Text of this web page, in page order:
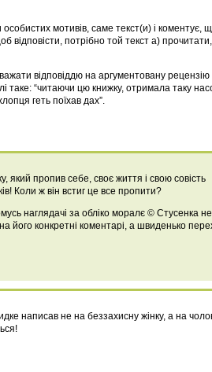
мотивів, саме текст(и) і коментує,
відповісти, потрібно той текст а)
відповіддю на аргументовану
таке: “читаючи цю книжку, отримала таку
геть поїхав дах”.
який пропив себе, своє життя і свою совість
Коли ж він встиг це все пропити?
наглядачі за обліко моралє © Стусенка
його конкретні коментарі, а швиденько
написав не на беззахисну жінку, а на